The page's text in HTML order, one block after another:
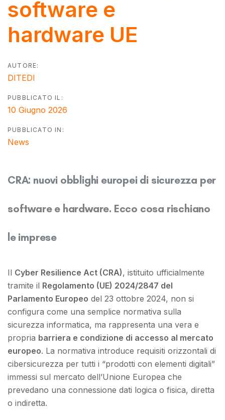
software e
hardware UE
AUTORE:
DITEDI
PUBBLICATO IL:
10 Giugno 2026
PUBBLICATO IN:
News
CRA: nuovi obblighi europei di sicurezza per
software e hardware. Ecco cosa rischiano
le imprese
Il Cyber Resilience Act (CRA), istituito ufficialmente
tramite il Regolamento (UE) 2024/2847 del
Parlamento Europeo del 23 ottobre 2024, non si
configura come una semplice normativa sulla
sicurezza informatica, ma rappresenta una vera e
propria barriera e condizione di accesso al mercato
europeo. La normativa introduce requisiti orizzontali di
cibersicurezza per tutti i “prodotti con elementi digitali”
immessi sul mercato dell’Unione Europea che
prevedano una connessione dati logica o fisica, diretta
o indiretta.